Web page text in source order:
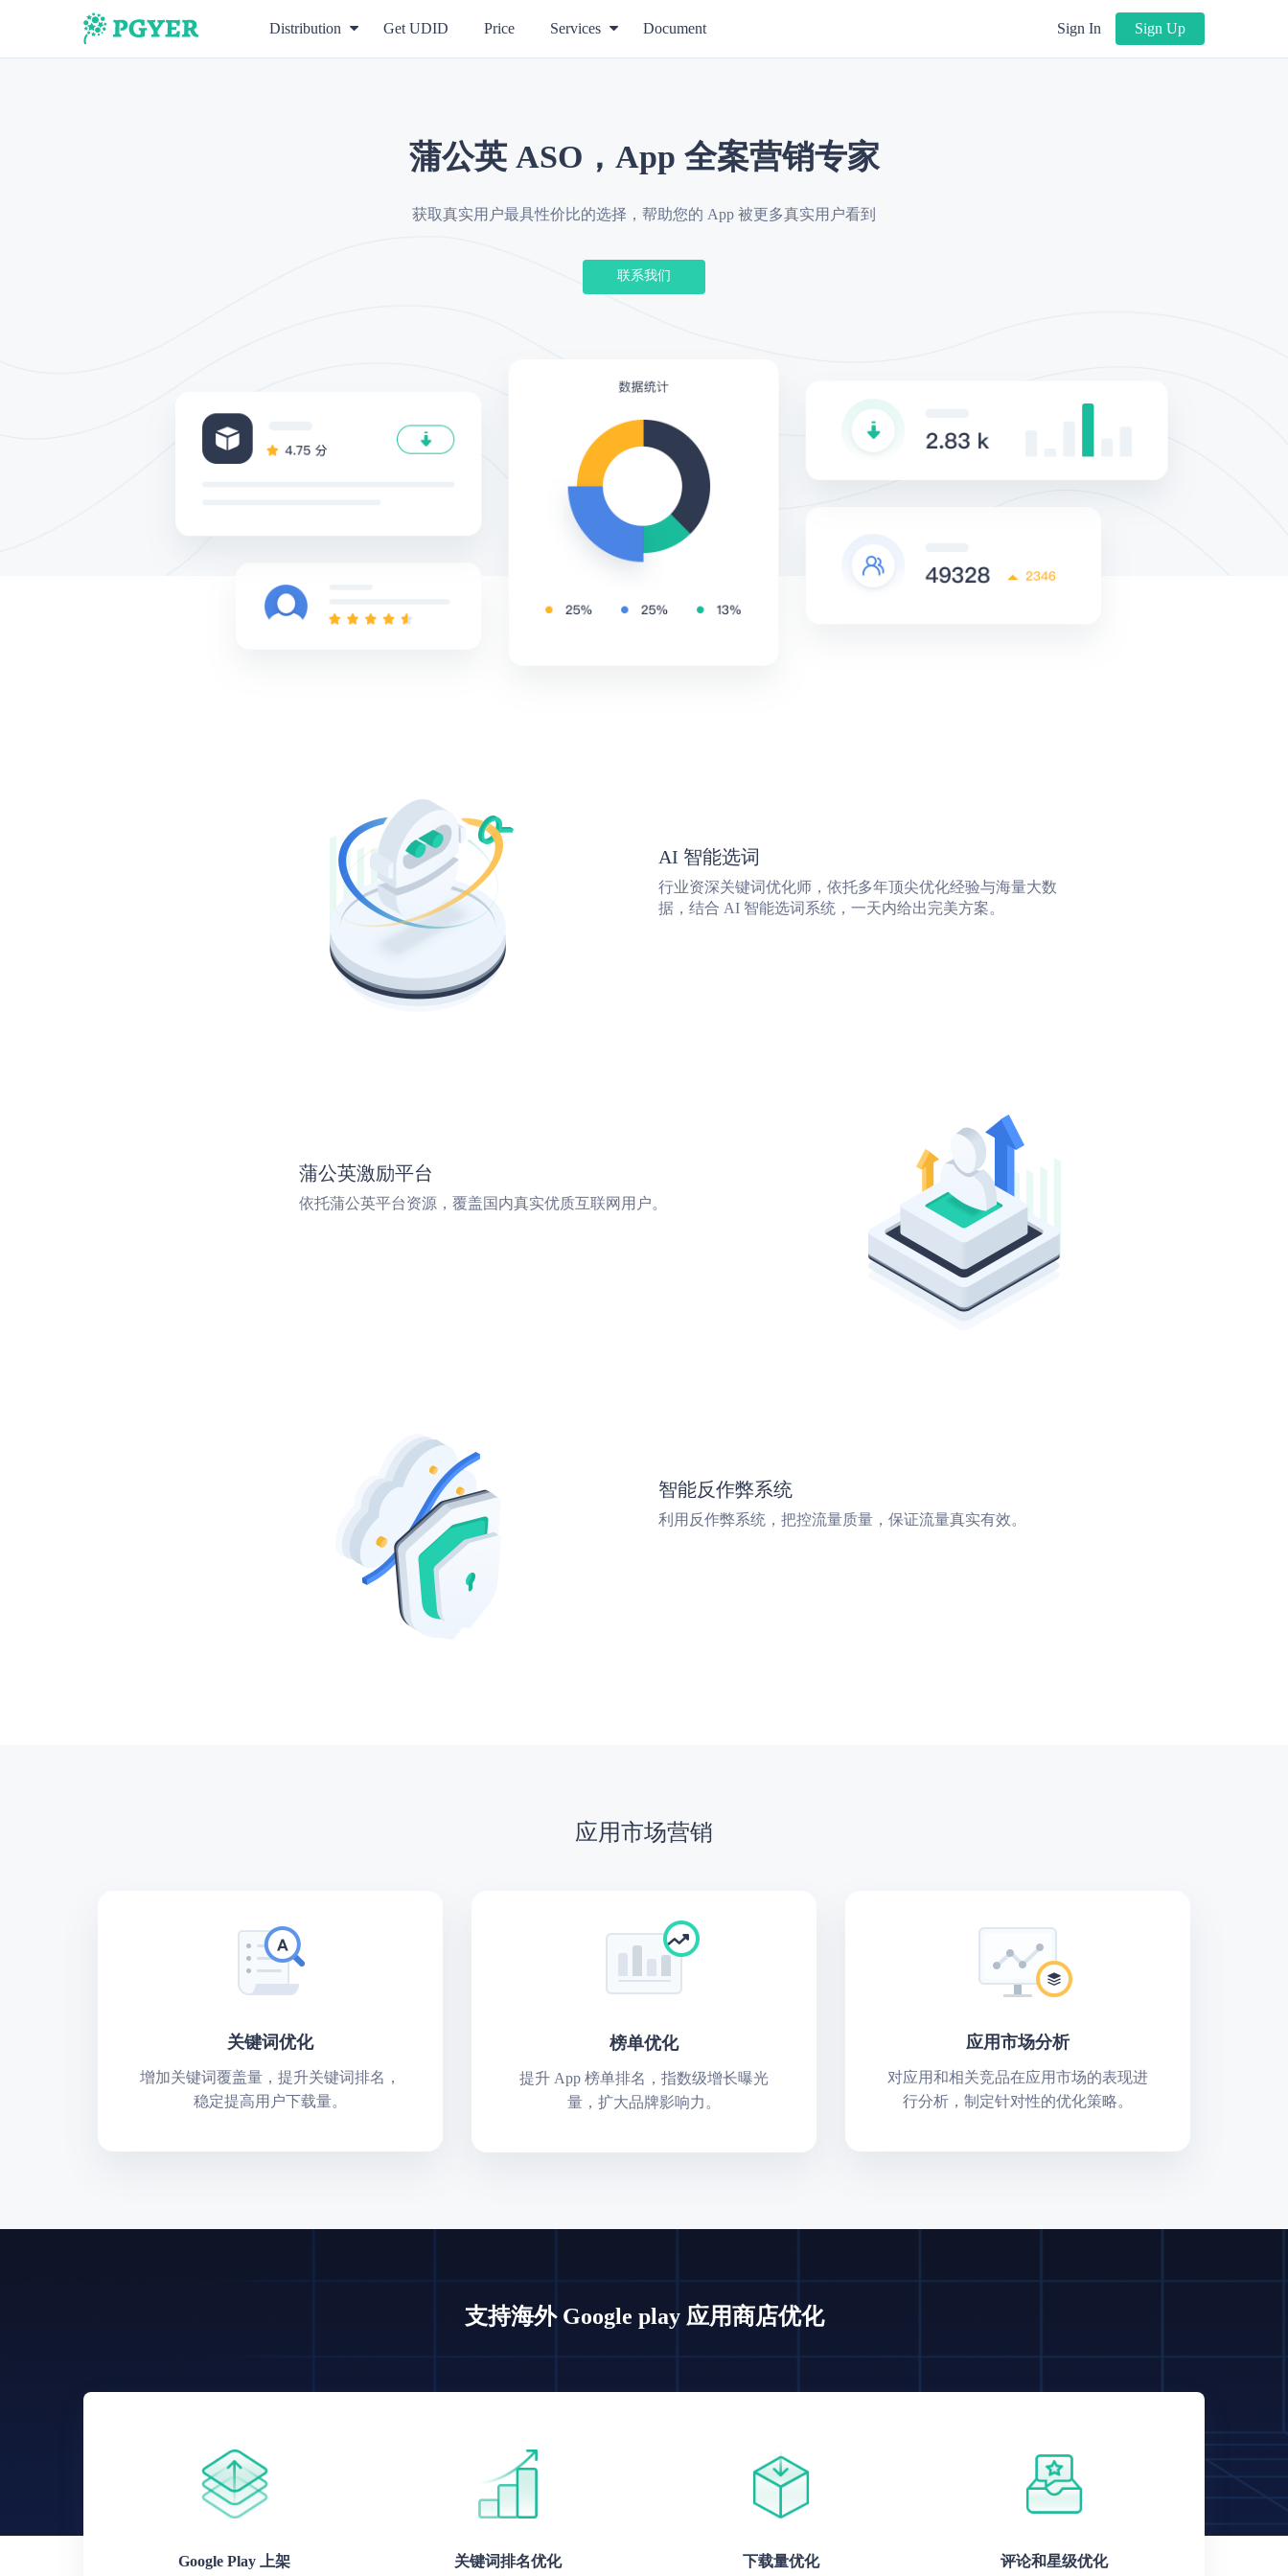
Distribution Get UDID Price Services Document Sign In Sign Up
蒲公英 ASO，App 全案营销专家
获取真实用户最具性价比的选择，帮助您的 App 被更多真实用户看到
联系我们
AI 智能选词
行业资深关键词优化师，依托多年顶尖优化经验与海量大数
据，结合 AI 智能选词系统，一天内给出完美方案。
蒲公英激励平台
依托蒲公英平台资源，覆盖国内真实优质互联网用户。
智能反作弊系统
利用反作弊系统，把控流量质量，保证流量真实有效。
应用市场营销
关键词优化
增加关键词覆盖量，提升关键词排名，
稳定提高用户下载量。
榜单优化
提升 App 榜单排名，指数级增长曝光
量，扩大品牌影响力。
应用市场分析
对应用和相关竞品在应用市场的表现进
行分析，制定针对性的优化策略。
支持海外 Google play 应用商店优化
Google Play 上架 关键词排名优化 下载量优化 评论和星级优化